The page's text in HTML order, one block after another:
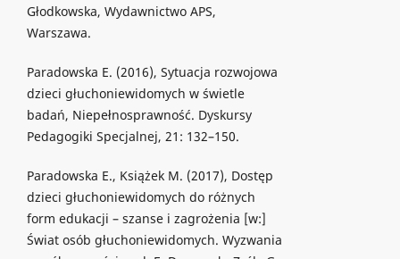
Głodkowska, Wydawnictwo APS,
Warszawa.
Paradowska E. (2016), Sytuacja rozwojowa
dzieci głuchoniewidomych w świetle
badań, Niepełnosprawność. Dyskursy
Pedagogiki Specjalnej, 21: 132–150.
Paradowska E., Książek M. (2017), Dostęp
dzieci głuchoniewidomych do różnych
form edukacji – szanse i zagrożenia [w:]
Świat osób głuchoniewidomych. Wyzwania